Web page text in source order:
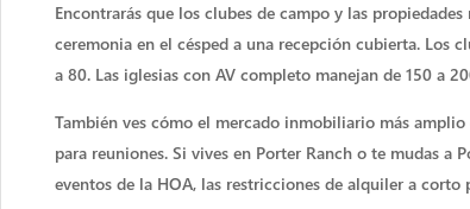
Encontrarás que los clubes de campo y las
ceremonia en el césped a una recepción cubierta. Los
a 80. Las iglesias con AV completo manejan de 150 a
También ves cómo el mercado inmobiliario más
para reuniones. Si vives en Porter Ranch o te mudas a
eventos de la HOA, las restricciones de alquiler a